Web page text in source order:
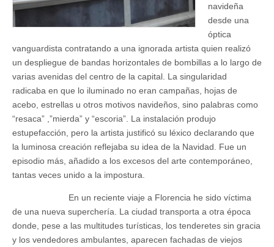
navideña
desde una
óptica
vanguardista contratando a una ignorada artista quien realizó
un despliegue de bandas horizontales de bombillas a lo largo de
varias avenidas del centro de la capital. La singularidad
radicaba en que lo iluminado no eran campañas, hojas de
acebo, estrellas u otros motivos navideños, sino palabras como
“resaca” ,”mierda” y “escoria”. La instalación produjo
estupefacción, pero la artista justificó su léxico declarando que
la luminosa creación reflejaba su idea de la Navidad. Fue un
episodio más, añadido a los excesos del arte contemporáneo,
tantas veces unido a la impostura.
En un reciente viaje a Florencia he sido víctima
de una nueva superchería. La ciudad transporta a otra época
donde, pese a las multitudes turísticas, los tenderetes sin gracia
y los vendedores ambulantes, aparecen fachadas de viejos